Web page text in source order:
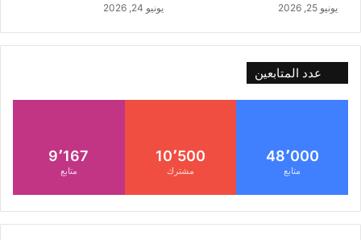
يونيو 25, 2026 يونيو 24, 2026
عدد المتابعين
48٬000
متابع
10٬500
مشترك
9٬167
متابع